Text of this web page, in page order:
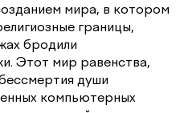
мира, в котором
границы,
бродили
Этот мир равенства,
души
компьютерных